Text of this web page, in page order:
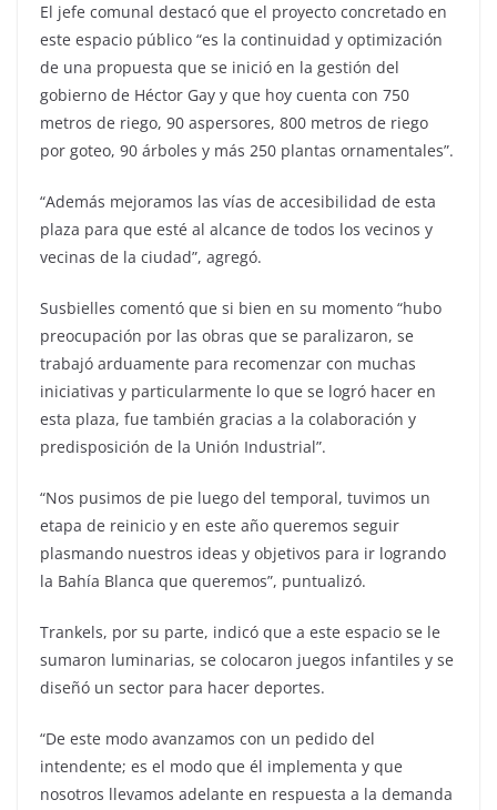
El jefe comunal destacó que el proyecto concretado en
este espacio público “es la continuidad y optimización
de una propuesta que se inició en la gestión del
gobierno de Héctor Gay y que hoy cuenta con 750
metros de riego, 90 aspersores, 800 metros de riego
por goteo, 90 árboles y más 250 plantas ornamentales”.
“Además mejoramos las vías de accesibilidad de esta
plaza para que esté al alcance de todos los vecinos y
vecinas de la ciudad”, agregó.
Susbielles comentó que si bien en su momento “hubo
preocupación por las obras que se paralizaron, se
trabajó arduamente para recomenzar con muchas
iniciativas y particularmente lo que se logró hacer en
esta plaza, fue también gracias a la colaboración y
predisposición de la Unión Industrial”.
“Nos pusimos de pie luego del temporal, tuvimos un
etapa de reinicio y en este año queremos seguir
plasmando nuestros ideas y objetivos para ir logrando
la Bahía Blanca que queremos”, puntualizó.
Trankels, por su parte, indicó que a este espacio se le
sumaron luminarias, se colocaron juegos infantiles y se
diseñó un sector para hacer deportes.
“De este modo avanzamos con un pedido del
intendente; es el modo que él implementa y que
nosotros llevamos adelante en respuesta a la demanda